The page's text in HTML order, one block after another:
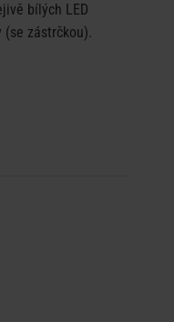
bílých LED
zástrčkou).